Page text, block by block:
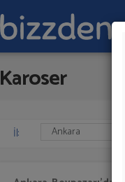
Karoser
İl: